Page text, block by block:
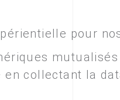
pour
en collectant la